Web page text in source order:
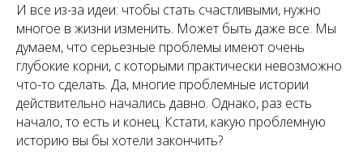
И все из-за идеи: чтобы стать счастливыми, нужно
многое в жизни изменить. Может быть даже все. Мы
думаем, что серьезные проблемы имеют очень
глубокие корни, с которыми практически невозможно
что-то сделать. Да, многие проблемные истории
действительно начались давно. Однако, раз есть
начало, то есть и конец. Кстати, какую проблемную
историю вы бы хотели закончить?